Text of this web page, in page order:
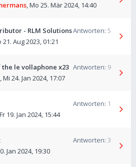
,Mo 25. Mär 2024, 14:40
- RLM SolutionsAntworten: 5
21. Aug 2023, 01:21
le vollaphone x23 Antworten: 9
,Mi 24. Jan 2024, 17:07
Antworten: 1
Fr 19. Jan 2024, 15:44
Antworten: 3
Jan 2024, 19:30